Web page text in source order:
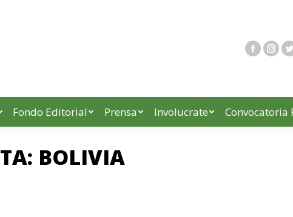
Fondo Editorial Prensa Involucrate Convocatoria
BOLIVIA